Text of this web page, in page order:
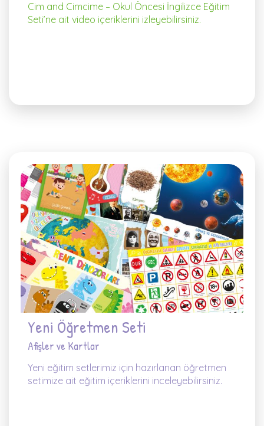
Cim and Cimcime – Okul Öncesi İngilizce Eğitim
Seti’ne ait video içeriklerini izleyebilirsiniz.
Yeni Öğretmen Seti
Afişler ve Kartlar
Yeni eğitim setlerimiz için hazırlanan öğretmen
setimize ait eğitim içeriklerini inceleyebilirsiniz.